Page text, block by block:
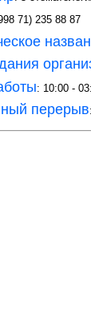
71) 235 88 87
: 10:00 -
перерыв